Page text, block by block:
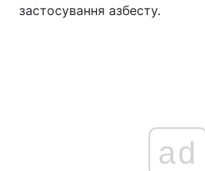
застосування азбесту.
ad